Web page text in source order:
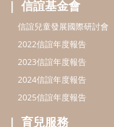
好孕袋
分齡育兒電子報
線上教養諮詢
出版服務
信誼基金出版社
閱讀推廣